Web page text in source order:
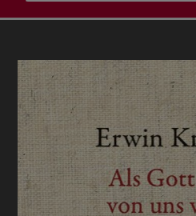
KINDER- & JUGENDBUCH
VERLAG
IDEEN & BEGLEITMATERIAL